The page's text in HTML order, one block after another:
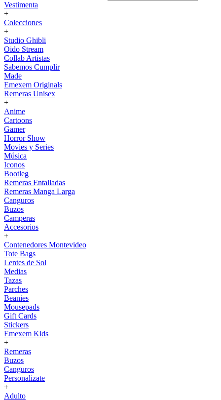
Vestimenta
+
Colecciones
+
Studio Ghibli
Oido Stream
Collab Artistas
Sabemos Cumplir
Made
Emexem Originals
Remeras Unisex
+
Anime
Cartoons
Gamer
Horror Show
Movies y Series
Música
Iconos
Bootleg
Remeras Entalladas
Remeras Manga Larga
Canguros
Buzos
Camperas
Accesorios
+
Contenedores Montevideo
Tote Bags
Lentes de Sol
Medias
Tazas
Parches
Beanies
Mousepads
Gift Cards
Stickers
Emexem Kids
+
Remeras
Buzos
Canguros
Personalizate
+
Adulto